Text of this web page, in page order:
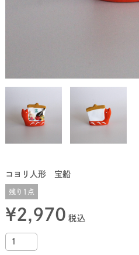
コヨリ人形 宝船
残り1点
¥2,970 税込